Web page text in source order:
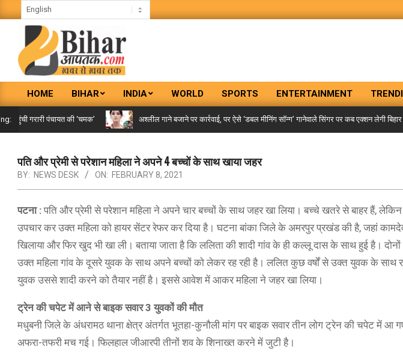
to
BIHAR
AAPTAK
Primary
Navigation
Menu
HOME BIHAR INDIA WORLD SPORTS ENTERTAINMENT
गरारी पंचायत की ‘चमक’ अश्लील गाने बजाने पर कार्रवाई, पर ऐसे ‘डबल मीनिंग सॉन्ग’ गानेवाले सिंगर पर कब एक्शन लेगी बिहार
पति और प्रेमी से परेशान महिला ने अपने 4 बच्चों के साथ खाया जहर
BY: NEWS DESK ON: FEBRUARY 8, 2021
पटना : पति और प्रेमी से परेशान महिला ने अपने चार बच्चों के साथ जहर खा लिया। बच्चे खतरे से बाहर हैं, लेकिन
उपचार कर उक्त महिला को हायर सेंटर रेफर कर दिया है। घटना बांका जिले के अमरपुर प्रखंड की है, जहां
खिलाया और फिर खुद भी खा ली। बताया जाता है कि ललिता की शादी गांव के ही कल्लू दास के साथ हुई है।
उक्त महिला गांव के दूसरे युवक के साथ अपने बच्चों को लेकर रह रही है। ललित कुछ वर्षों से उक्त युवक के साथ
युवक उससे शादी करने को तैयार नहीं है। इससे आवेश में आकर महिला ने जहर खा लिया।
ट्रेन की चपेट में आने से बाइक सवार 3 युवकों की मौत
मधुबनी जिले के अंधरामठ थाना क्षेत्र अंतर्गत भूतहा-कुनौली मांग पर बाइक सवार तीन लोग ट्रेन की चपेट में आ
अफरा-तफरी मच गई। फिलहाल जीआरपी तीनों शव के शिनाख्त करने में जुटी है।